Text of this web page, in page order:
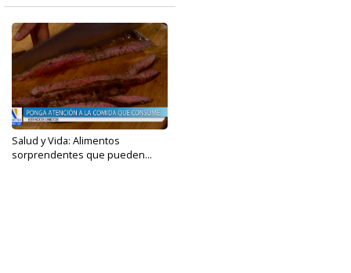
Salud y Vida: Alimentos
sorprendentes que pueden...